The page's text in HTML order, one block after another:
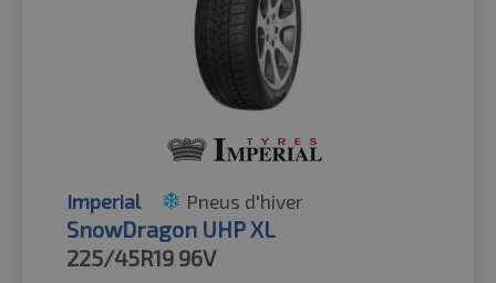
Imperial Pneus d'hiver
SnowDragon UHP XL
225/45R19 96V